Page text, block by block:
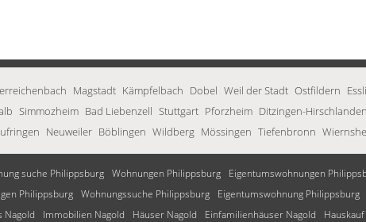
Magstadt Kämpfelbach Dobel Weil der Stadt Ostfildern
Simmozheim Bad Liebenzell Stuttgart Pforzheim Ditzingen-Hirschlanden
Neuweiler Böblingen Wildberg Mössingen Tiefenbronn
suche Philippsburg Wohnungen Philippsburg Eigentumswohnungen
Philippsburg Wohnungssuche Philippsburg
Eigentumswohnung Philippsburg
Nagold Immobilien Nagold Häuser Nagold Einfamilienhäuser Nagold